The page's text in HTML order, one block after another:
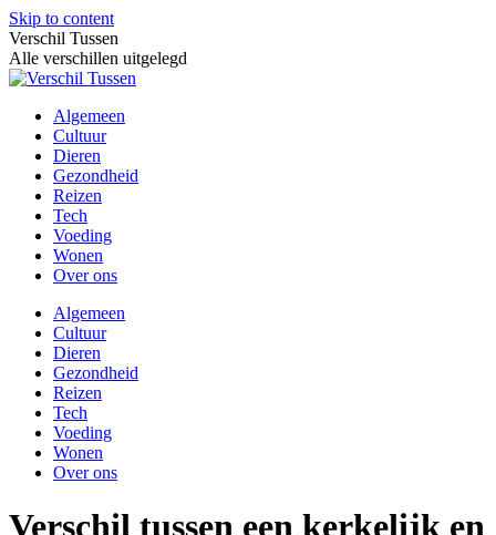
Skip to content
Verschil Tussen
Alle verschillen uitgelegd
Algemeen
Cultuur
Dieren
Gezondheid
Reizen
Tech
Voeding
Wonen
Over ons
Algemeen
Cultuur
Dieren
Gezondheid
Reizen
Tech
Voeding
Wonen
Over ons
Verschil tussen een kerkelijk en